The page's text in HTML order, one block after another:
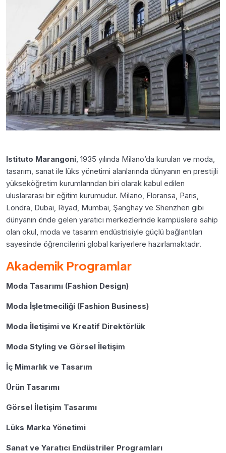
Istituto Marangoni, 1935 yılında Milano’da kurulan ve moda,
tasarım, sanat ile lüks yönetimi alanlarında dünyanın en prestijli
yükseköğretim kurumlarından biri olarak kabul edilen
uluslararası bir eğitim kurumudur. Milano, Floransa, Paris,
Londra, Dubai, Riyad, Mumbai, Şanghay ve Shenzhen gibi
dünyanın önde gelen yaratıcı merkezlerinde kampüslere sahip
olan okul, moda ve tasarım endüstrisiyle güçlü bağlantıları
sayesinde öğrencilerini global kariyerlere hazırlamaktadır.
Akademik Programlar
Moda Tasarımı (Fashion Design)
Moda İşletmeciliği (Fashion Business)
Moda İletişimi ve Kreatif Direktörlük
Moda Styling ve Görsel İletişim
İç Mimarlık ve Tasarım
Ürün Tasarımı
Görsel İletişim Tasarımı
Lüks Marka Yönetimi
Sanat ve Yaratıcı Endüstriler Programları